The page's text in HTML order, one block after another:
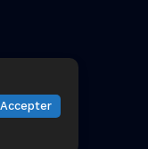
Accepter